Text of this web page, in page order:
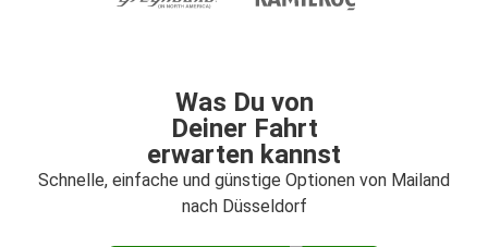
Was Du von
Deiner Fahrt
erwarten kannst
Schnelle, einfache und günstige Optionen von Mailand
nach Düsseldorf